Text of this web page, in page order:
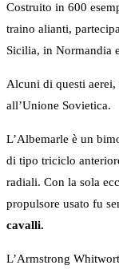
Costruito in 600
traino alianti,
Sicilia, in Normandia
Alcuni di questi
all’Unione Sovietica.
L’Albemarle è un
di tipo triciclo
radiali. Con la sola
propulsore usato fu
cavalli.
L’Armstrong